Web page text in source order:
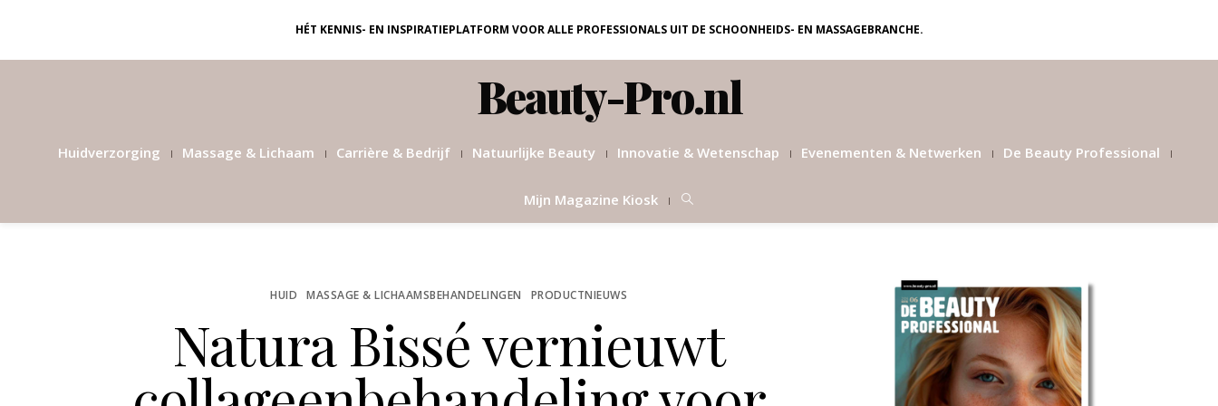
HÉT KENNIS- EN INSPIRATIEPLATFORM VOOR ALLE PROFESSIONALS UIT DE SCHOONHEIDS- EN MASSAGEBRANCHE.
Beauty-Pro.nl
Huidverzorging Massage & Lichaam Carrière & Bedrijf Natuurlijke Beauty Innovatie & Wetenschap Evenementen & Netwerken De Beauty Professional
Mijn Magazine Kiosk
HUID MASSAGE & LICHAAMSBEHANDELINGEN PRODUCTNIEUWS
Natura Bissé vernieuwt